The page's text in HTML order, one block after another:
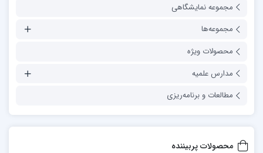
مجموعه نمایشگاهی
مجموعه‌ها
محصولات ویژه
مدارس علمیه
مطالعات و برنامه‌ریزی
محصولات پربیننده